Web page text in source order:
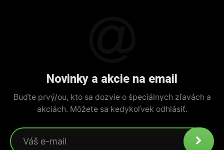
Novinky a akcie na email
Buďte prvý/ou, kto sa dozvie o špeciálnych zľavách a
akciách. Môžete sa kedykoľvek odhlásiť.